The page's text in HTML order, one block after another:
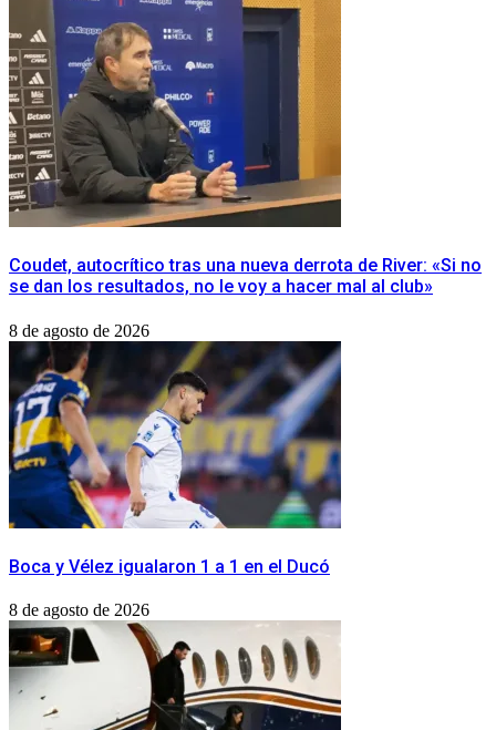
Coudet, autocrítico tras una nueva derrota de River: «Si no
se dan los resultados, no le voy a hacer mal al club»
8 de agosto de 2026
Boca y Vélez igualaron 1 a 1 en el Ducó
8 de agosto de 2026